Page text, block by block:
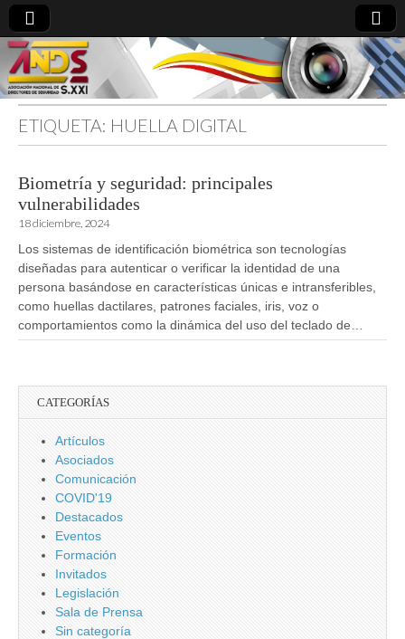
directoresdeseguridad.es
ETIQUETA: HUELLA DIGITAL
Biometría y seguridad: principales
vulnerabilidades
18 diciembre, 2024
Los sistemas de identificación biométrica son tecnologías
diseñadas para autenticar o verificar la identidad de una
persona basándose en características únicas e intransferibles,
como huellas dactilares, patrones faciales, iris, voz o
comportamientos como la dinámica del uso del teclado de…
CATEGORÍAS
Artículos
Asociados
Comunicación
COVID'19
Destacados
Eventos
Formación
Invitados
Legislación
Sala de Prensa
Sin categoría